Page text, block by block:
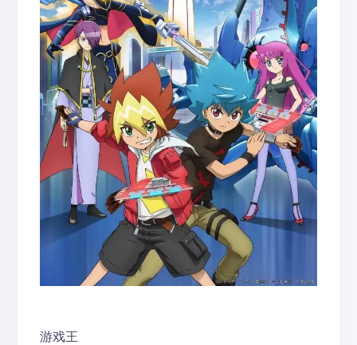
游戏王